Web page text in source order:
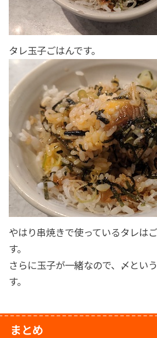
タレ玉子ごはんです。
やはり串焼きで使っているタレは
す。
さらに玉子が一緒なので、〆とい
す。
まとめ